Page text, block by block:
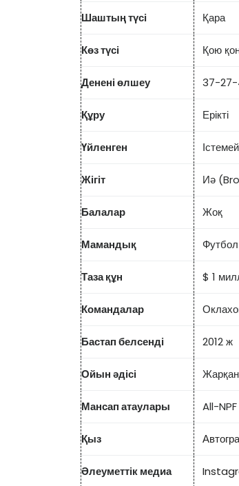
Шаштың түсі Қара
Көз түсі Қою
Денені өлшеу 37-27-
Құру Ерікті
Үйленген
Жігіт Иә
Балалар Жоқ
Мамандық
Таза құн $ 1
Командалар
Бастап белсенді 2012 ж
Ойын әдісі
Мансап атаулары All-
Қыз
Әлеуметтік медиа